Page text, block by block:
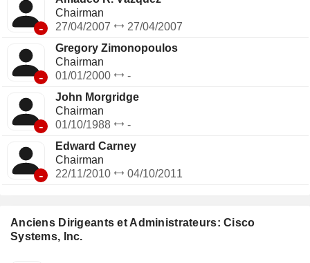
Anciens Dirigeants et Administrateurs: Cisco
Systems, Inc.
-
Chairman
27/04/2007
27/04/2007
-
Gregory Zimonopoulos
Chairman
01/01/2000
-
-
John Morgridge
Chairman
01/10/1988
-
-
Edward Carney
Chairman
22/11/2010
04/10/2011